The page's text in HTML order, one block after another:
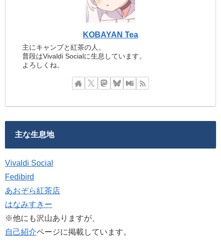
KOBAYAN Tea
主にキャンプと紅茶の人。
普段はVivaldi Socialに生息しています。
よろしくね。
主な生息地
Vivaldi Social
Fedibird
あおぞら紅茶店
はなみすきー
※他にも沢山ありますが、
自己紹介ページに掲載しています。